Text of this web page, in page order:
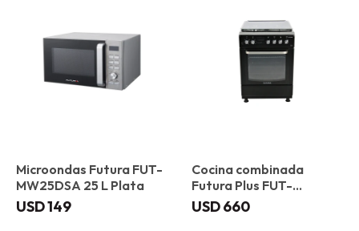
Microondas Futura FUT-
MW25DSA 25 L Plata
USD149
Cocina combinada
Futura Plus FUT-
60CM4B Toledo
USD660